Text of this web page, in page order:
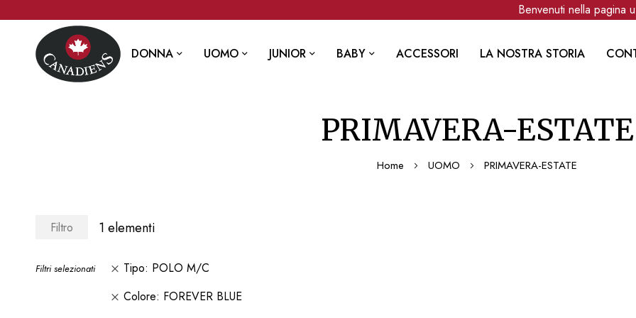
Benvenuti nella pagina
DONNA UOMO JUNIOR BABY ACCESSORI LA NOSTRA STORIA
PRIMAVERA-ESTATE
Home UOMO PRIMAVERA-ESTATE
Filtri selezionati Tipo POLO M/C
Colore FOREVER BLUE
Filtro 1 elementi